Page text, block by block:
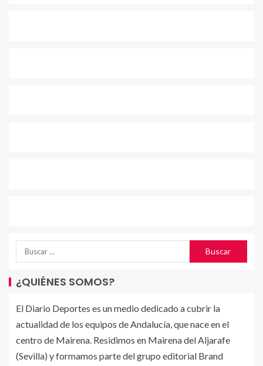
¿QUIÉNES SOMOS?
El Diario Deportes es un medio dedicado a cubrir la
actualidad de los equipos de Andalucía, que nace en el
centro de Mairena. Residimos en Mairena del Aljarafe
(Sevilla) y formamos parte del grupo editorial Brand